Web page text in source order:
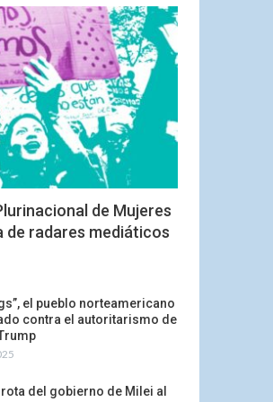
de Mujeres
de radares mediáticos
el pueblo norteamericano
contra el autoritarismo de
del gobierno de Milei al